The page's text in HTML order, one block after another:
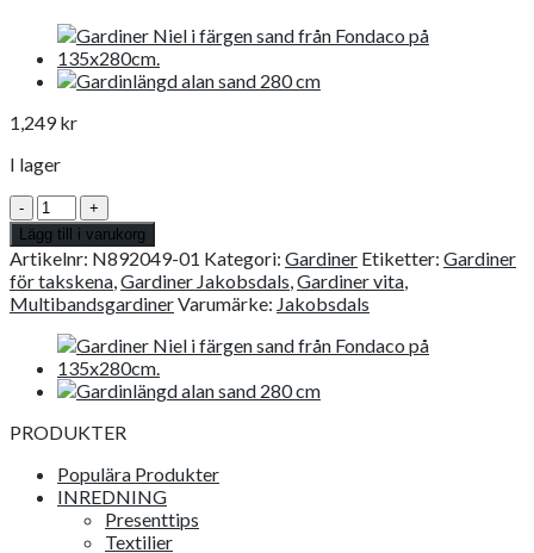
1,249kr
I lager
Multibandslängd
Natural
vit
mängd
Lägg till i varukorg
Artikelnr: N892049-01 Kategori: Gardiner Etiketter: Gardiner
för takskena,Gardiner Jakobsdals,Gardiner vita,
MultibandsgardinerVarumärke: Jakobsdals
PRODUKTER
Populära Produkter
INREDNING
Presenttips
Textilier